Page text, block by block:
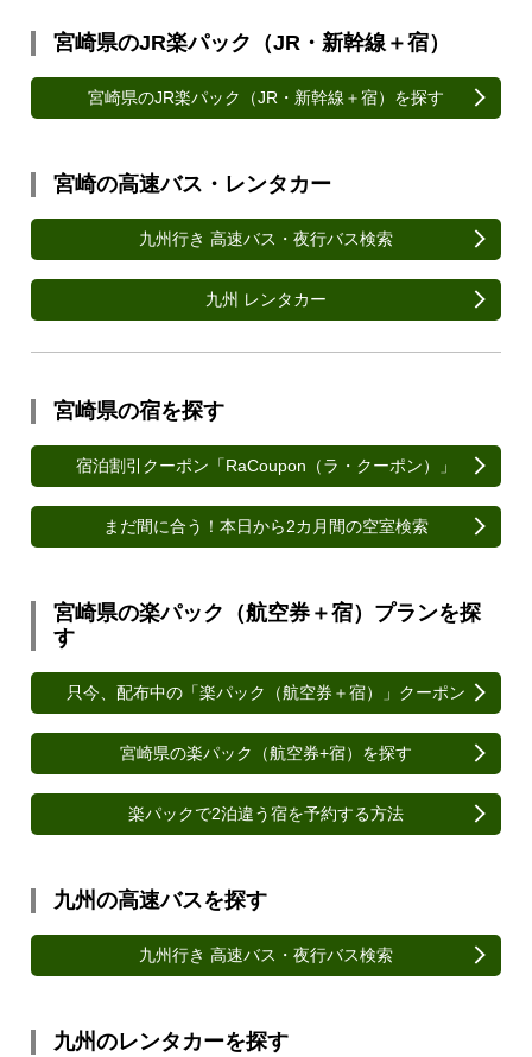
宮崎県のJR楽パック（JR・新幹線＋宿）
宮崎県のJR楽パック（JR・新幹線＋宿）を探す
宮崎の高速バス・レンタカー
九州行き 高速バス・夜行バス検索
九州 レンタカー
宮崎県の宿を探す
宿泊割引クーポン「RaCoupon（ラ・クーポン）」
まだ間に合う！本日から2カ月間の空室検索
宮崎県の楽パック（航空券＋宿）プランを探
す
只今、配布中の「楽パック（航空券＋宿）」クーポン
宮崎県の楽パック（航空券+宿）を探す
楽パックで2泊違う宿を予約する方法
九州の高速バスを探す
九州行き 高速バス・夜行バス検索
九州のレンタカーを探す